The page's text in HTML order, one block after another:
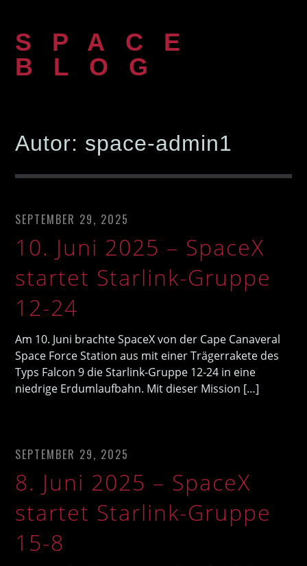
springen
SPACE
BLOG
Autor: space-admin1
SEPTEMBER 29, 2025
10. Juni 2025 – SpaceX
startet Starlink-Gruppe
12-24
Am 10. Juni brachte SpaceX von der Cape Canaveral
Space Force Station aus mit einer Trägerrakete des
Typs Falcon 9 die Starlink-Gruppe 12-24 in eine
niedrige Erdumlaufbahn. Mit dieser Mission […]
SEPTEMBER 29, 2025
8. Juni 2025 – SpaceX
startet Starlink-Gruppe
15-8